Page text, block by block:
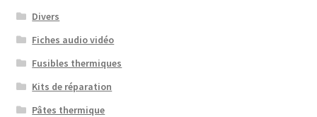
Divers
Fiches audio vidéo
Fusibles thermiques
Kits de réparation
Pâtes thermique